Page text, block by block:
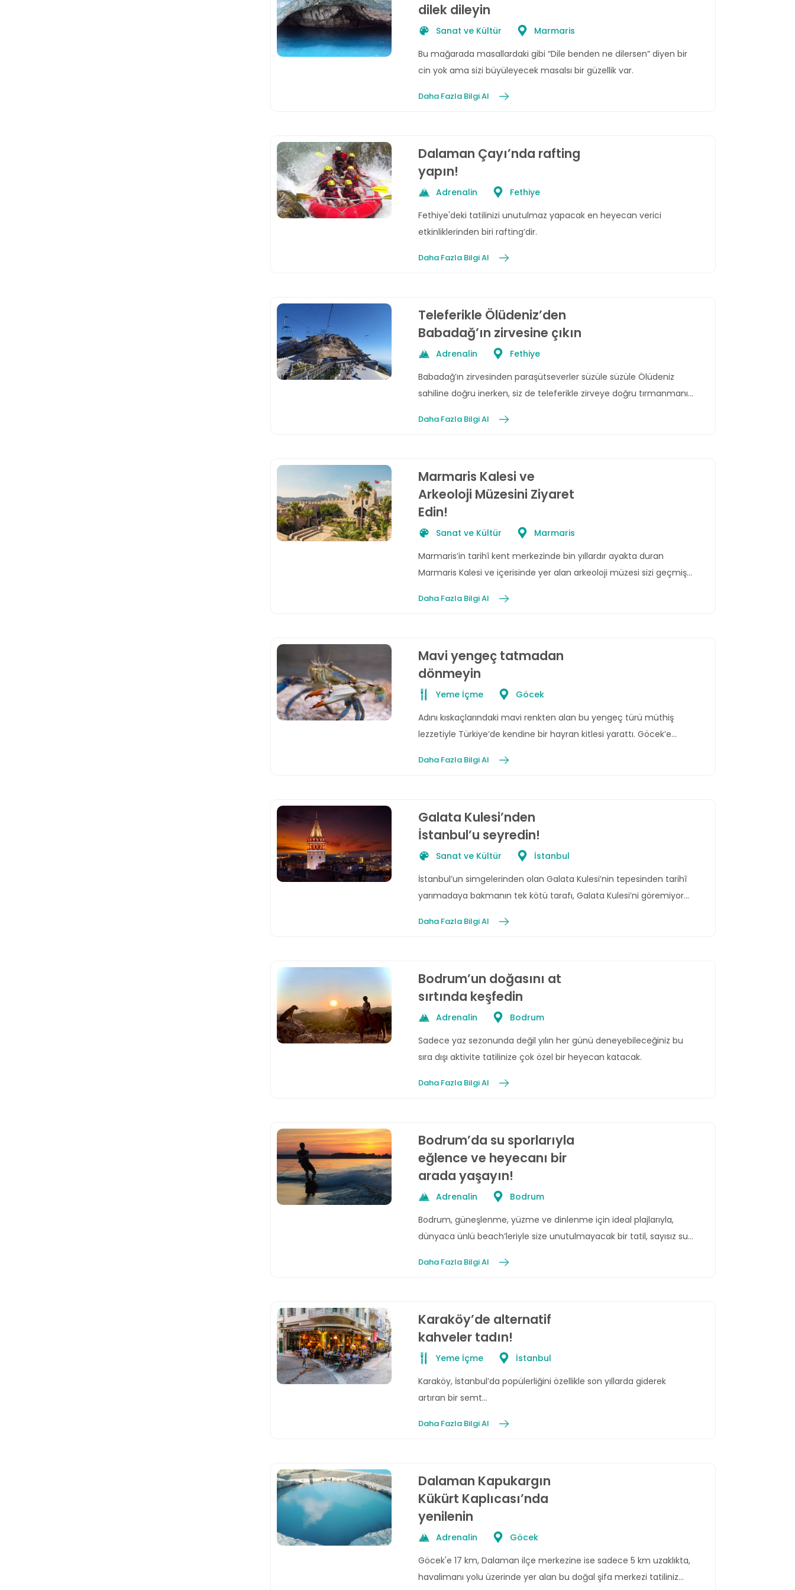
dilek dileyin
Sanat ve Kültür
Marmaris
Bu mağarada masallardaki gibi “Dile benden ne dilersen” diyen bir
cin yok ama sizi büyüleyecek masalsı bir güzellik var.
Daha Fazla Bilgi Al
Dalaman Çayı’nda rafting
yapın!
Adrenalin
Fethiye
Fethiye'deki tatilinizi unutulmaz yapacak en heyecan verici
etkinliklerinden biri rafting’dir.
Daha Fazla Bilgi Al
Teleferikle Ölüdeniz’den
Babadağ’ın zirvesine çıkın
Adrenalin
Fethiye
Babadağ’ın zirvesinden paraşütseverler süzüle süzüle Ölüdeniz
sahiline doğru inerken, siz de teleferikle zirveye doğru tırmanmanın
Daha Fazla Bilgi Al
Marmaris Kalesi ve
Arkeoloji Müzesini Ziyaret
Edin!
Sanat ve Kültür
Marmaris
Marmaris’in tarihî kent merkezinde bin yıllardır ayakta duran
Marmaris Kalesi ve içerisinde yer alan arkeoloji müzesi sizi geçmişe
Daha Fazla Bilgi Al
Mavi yengeç tatmadan
dönmeyin
Yeme İçme
Göcek
Adını kıskaçlarındaki mavi renkten alan bu yengeç türü müthiş
lezzetiyle Türkiye’de kendine bir hayran kitlesi yarattı. Göcek’e
mavi yengeci tatmadan dönmeyin.
Daha Fazla Bilgi Al
Galata Kulesi’nden
İstanbul’u seyredin!
Sanat ve Kültür
İstanbul
İstanbul’un simgelerinden olan Galata Kulesi’nin tepesinden tarihî
yarımadaya bakmanın tek kötü tarafı, Galata Kulesi’ni göremiyor
Daha Fazla Bilgi Al
Bodrum’un doğasını at
sırtında keşfedin
Adrenalin
Bodrum
Sadece yaz sezonunda değil yılın her günü deneyebileceğiniz bu
sıra dışı aktivite tatilinize çok özel bir heyecan katacak.
Daha Fazla Bilgi Al
Bodrum’da su sporlarıyla
eğlence ve heyecanı bir
arada yaşayın!
Adrenalin
Bodrum
Bodrum, güneşlenme, yüzme ve dinlenme için ideal plajlarıyla,
dünyaca ünlü beach’leriyle size unutulmayacak bir tatil, sayısız su
Daha Fazla Bilgi Al
Karaköy’de alternatif
kahveler tadın!
Yeme İçme
İstanbul
Karaköy, İstanbul’da popülerliğini özellikle son yıllarda giderek
artıran bir semt…
Daha Fazla Bilgi Al
Dalaman Kapukargın
Kükürt Kaplıcası’nda
yenilenin
Adrenalin
Göcek
Göcek'e 17 km, Dalaman ilçe merkezine ise sadece 5 km uzaklıkta,
havalimanı yolu üzerinde yer alan bu doğal şifa merkezi tatiliniz